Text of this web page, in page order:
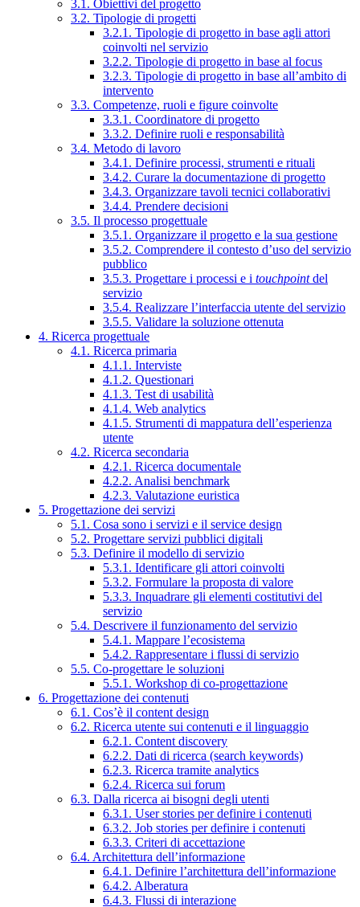
3.1. Obiettivi del progetto
3.2. Tipologie di progetti
3.2.1. Tipologie di progetto in base agli attori
coinvolti nel servizio
3.2.2. Tipologie di progetto in base al focus
3.2.3. Tipologie di progetto in base all’ambito di
intervento
3.3. Competenze, ruoli e figure coinvolte
3.3.1. Coordinatore di progetto
3.3.2. Definire ruoli e responsabilità
3.4. Metodo di lavoro
3.4.1. Definire processi, strumenti e rituali
3.4.2. Curare la documentazione di progetto
3.4.3. Organizzare tavoli tecnici collaborativi
3.4.4. Prendere decisioni
3.5. Il processo progettuale
3.5.1. Organizzare il progetto e la sua gestione
3.5.2. Comprendere il contesto d’uso del servizio
pubblico
3.5.3. Progettare i processi e i touchpointdel
servizio
3.5.4. Realizzare l’interfaccia utente del servizio
3.5.5. Validare la soluzione ottenuta
4. Ricerca progettuale
4.1. Ricerca primaria
4.1.1. Interviste
4.1.2. Questionari
4.1.3. Test di usabilità
4.1.4. Web analytics
4.1.5. Strumenti di mappatura dell’esperienza
utente
4.2. Ricerca secondaria
4.2.1. Ricerca documentale
4.2.2. Analisi benchmark
4.2.3. Valutazione euristica
5. Progettazione dei servizi
5.1. Cosa sono i servizi e il service design
5.2. Progettare servizi pubblici digitali
5.3. Definire il modello di servizio
5.3.1. Identificare gli attori coinvolti
5.3.2. Formulare la proposta di valore
5.3.3. Inquadrare gli elementi costitutivi del
servizio
5.4. Descrivere il funzionamento del servizio
5.4.1. Mappare l’ecosistema
5.4.2. Rappresentare i flussi di servizio
5.5. Co-progettare le soluzioni
5.5.1. Workshop di co-progettazione
6. Progettazione dei contenuti
6.1. Cos’è il content design
6.2. Ricerca utente sui contenuti e il linguaggio
6.2.1. Content discovery
6.2.2. Dati di ricerca (search keywords)
6.2.3. Ricerca tramite analytics
6.2.4. Ricerca sui forum
6.3. Dalla ricerca ai bisogni degli utenti
6.3.1. User stories per definire i contenuti
6.3.2. Job stories per definire i contenuti
6.3.3. Criteri di accettazione
6.4. Architettura dell’informazione
6.4.1. Definire l’architettura dell’informazione
6.4.2. Alberatura
6.4.3. Flussi di interazione